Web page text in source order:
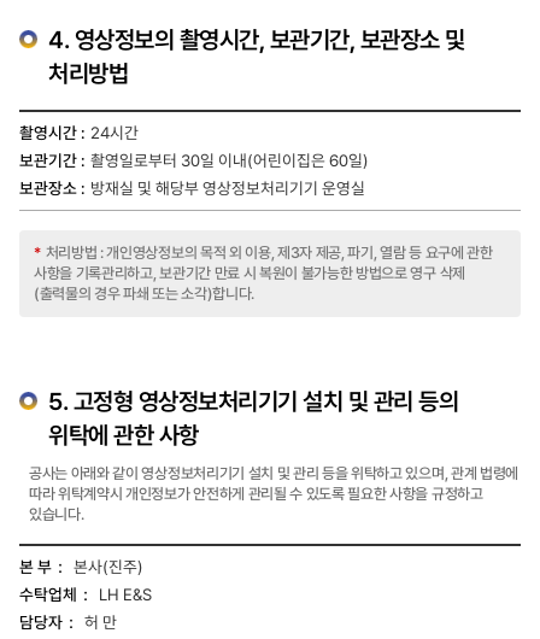
4. 영상정보의 촬영시간, 보관기간, 보관장소 및
처리방법
촬영시간,
보관기간,
보관장소
관한
테이블
입니다.
항목으로는
24시간
촬영일로부터 30일 이내(어린이집은 60일)
방재실 및 해당부 영상정보처리기기 운영실
* 처리방법 : 개인영상정보의 목적 외 이용, 제3자 제공, 파기, 열람 등 요구에 관한
사항을 기록관리하고, 보관기간 만료 시 복원이 불가능한 방법으로 영구 삭제
(출력물의 경우 파쇄 또는 소각)합니다.
5. 고정형 영상정보처리기기 설치 및 관리 등의
위탁에 관한 사항
공사는 아래와 같이 영상정보처리기기 설치 및 관리 등을 위탁하고 있으며, 관계 법령에
따라 위탁계약시 개인정보가 안전하게 관리될 수 있도록 필요한 사항을 규정하고
있습니다.
영상정보처리기기
설치
및
관리
본사(진주)
LH E&S
허 만